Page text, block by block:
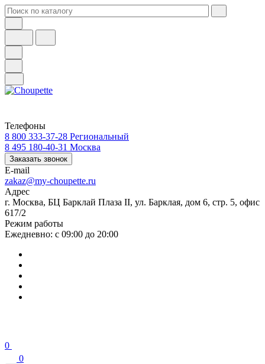
Телефоны
8 800 333-37-28 Региональный
8 495 180-40-31 Москва
Заказать звонок
E-mail
zakaz@my-choupette.ru
Адрес
г. Москва, БЦ Барклай Плаза II, ул. Барклая, дом 6, стр. 5, офис
617/2
Режим работы
Ежедневно: с 09:00 до 20:00
0
0